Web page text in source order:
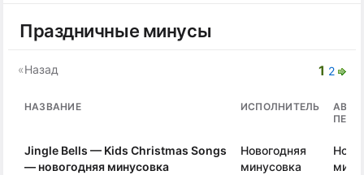
Праздничные минусы
1 2
«Назад
НАЗВАНИЕ ИСПОЛНИТЕЛЬ
Jingle Bells — Kids Christmas Songs
— новогодняя минусовка
Новогодняя
минусовка